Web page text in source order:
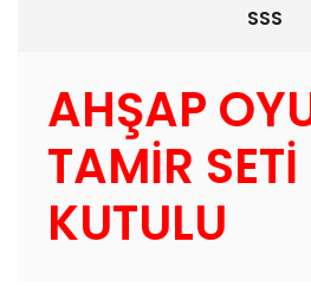
SSS
AHŞAP
TAMİR SETİ
KUTULU